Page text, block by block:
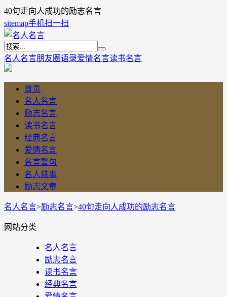
40句走向人成功的励志名言
sitemap手机扫一扫
名人名言朋友圈语录爱情名言读书名言
首页
名人名言
励志名言
读书名言
经典名言
爱情名言
名言警句
名人轶事
励志文章
名人名言>励志名言>40句走向人成功的励志名言
网站分类
名人名言
励志名言
读书名言
经典名言